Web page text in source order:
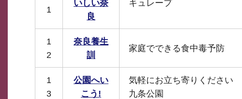
1
いしい奈
良
キュレープ
1
2
奈良養生
訓
家庭でできる食中毒予防
1
3
公園へい
こう!
気軽にお立ち寄りください
九条公園